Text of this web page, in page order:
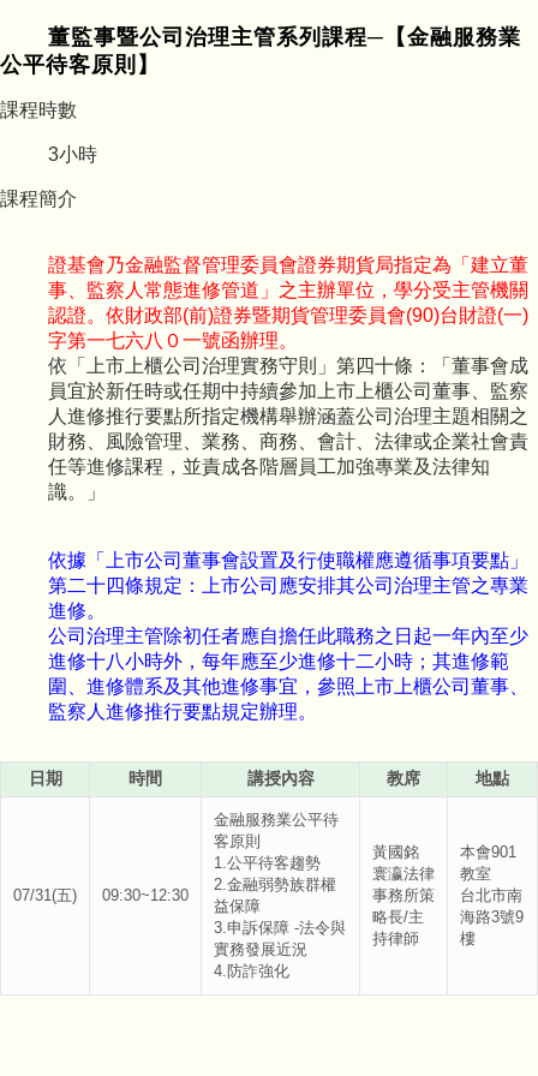
董監事暨公司治理主管系列課程─【金融服務業
公平待客原則】
課程時數
3小時
課程簡介
證基會乃金融監督管理委員會證券期貨局指定為「建立董
事、監察人常態進修管道」之主辦單位，學分受主管機關
認證。依財政部(前)證券暨期貨管理委員會(90)台財證(一)
字第一七六八０一號函辦理。
依「上市上櫃公司治理實務守則」第四十條：「董事會成
員宜於新任時或任期中持續參加上市上櫃公司董事、監察
人進修推行要點所指定機構舉辦涵蓋公司治理主題相關之
財務、風險管理、業務、商務、會計、法律或企業社會責
任等進修課程，並責成各階層員工加強專業及法律知
識。」
依據「上市公司董事會設置及行使職權應遵循事項要點」
第二十四條規定：上市公司應安排其公司治理主管之專業
進修。
公司治理主管除初任者應自擔任此職務之日起一年內至少
進修十八小時外，每年應至少進修十二小時；其進修範
圍、進修體系及其他進修事宜，參照上市上櫃公司董事、
監察人進修推行要點規定辦理。
日期 時間 講授內容 教席 地點
07/31(五) 09:30~12:30
金融服務業公平待
客原則
1.公平待客趨勢
2.金融弱勢族群權
益保障
3.申訴保障 -法令與
實務發展近況
4.防詐強化
黃國銘
寰瀛法律
事務所策
略長/主
持律師
本會901
教室
台北市南
海路3號9
樓